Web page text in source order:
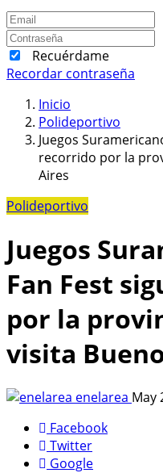
Recuérdame
Recordar contraseña
Inicio
Polideportivo
Juegos
recorrido por la
Aires
Polideportivo
Juegos
Fan Fest
por la
visita
enelarea May
Facebook
Twitter
Google